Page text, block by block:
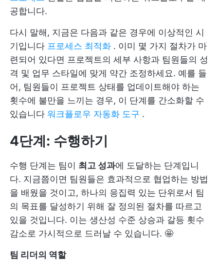
공합니다.
다시 말해, 지금은 다음과 같은 경우에 이상적인 시
기입니다 프로세스 최적화 . 이미 몇 가지 절차가 마
련되어 있다면 프로젝트의 세부 사항과 팀원들의 성
격 및 업무 스타일에 맞게 약간 조정하세요. 예를 들
어, 팀원들이 프로젝트 상태를 업데이트해야 하는
횟수에 불만을 느끼는 경우, 이 단계를 간소화할 수
있습니다 워크플로우 자동화 도구 .
4단계: 수행하기
수행 단계는 팀이 최고 성과에 도달하는 단계입니
다. 지금쯤이면 팀원들은 효과적으로 협업하는 방법
을 배웠을 것이고, 하나의 응집력 있는 단위로서 팀
의 목표를 달성하기 위해 잘 정의된 절차를 따르고
있을 것입니다. 이는 생산성 수준 상승과 갈등 횟수
감소로 가시적으로 드러날 수 있습니다. 🤩
팀 리더의 역할